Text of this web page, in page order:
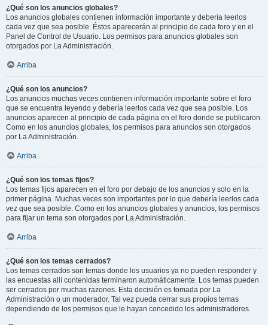
¿Qué son los anuncios globales?
Los anuncios globales contienen información importante y debería leerlos
cada vez que sea posible. Éstos aparecerán al principio de cada foro y en el
Panel de Control de Usuario. Los permisos para anuncios globales son
otorgados por La Administración.
Arriba
¿Qué son los anuncios?
Los anuncios muchas veces contienen información importante sobre el foro
que se encuentra leyendo y debería leerlos cada vez que sea posible. Los
anuncios aparecen al principio de cada página en el foro donde se publicaron.
Como en los anuncios globales, los permisos para anuncios son otorgados
por La Administración.
Arriba
¿Qué son los temas fijos?
Los temas fijos aparecen en el foro por debajo de los anuncios y solo en la
primer página. Muchas veces son importantes por lo que debería leerlos cada
vez que sea posible. Como en los anuncios globales y anuncios, los permisos
para fijar un tema son otorgados por La Administración.
Arriba
¿Qué son los temas cerrados?
Los temas cerrados son temas donde los usuarios ya no pueden responder y
las encuestas allí contenidas terminaron automáticamente. Los temas pueden
ser cerrados por muchas razones. Esta decisión es tomada por La
Administración o un moderador. Tal vez pueda cerrar sus propios temas
dependiendo de los permisos que le hayan concedido los administradores.